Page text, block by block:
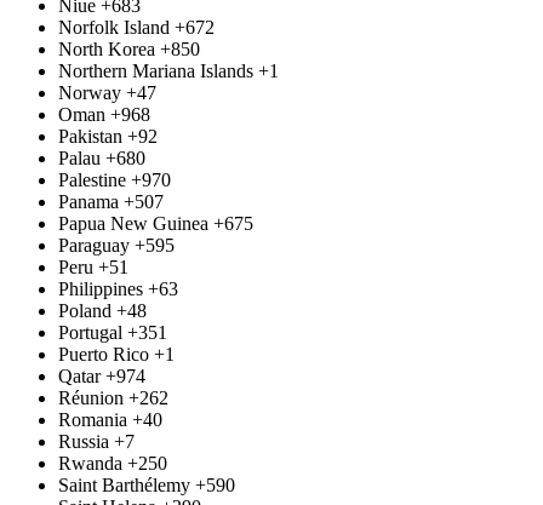
Niue +683
Norfolk Island +672
North Korea +850
Northern Mariana Islands +1
Norway +47
Oman +968
Pakistan +92
Palau +680
Palestine +970
Panama +507
Papua New Guinea +675
Paraguay +595
Peru +51
Philippines +63
Poland +48
Portugal +351
Puerto Rico +1
Qatar +974
Réunion +262
Romania +40
Russia +7
Rwanda +250
Saint Barthélemy +590